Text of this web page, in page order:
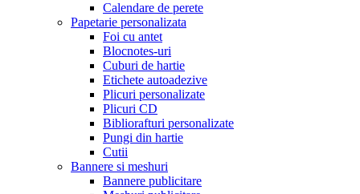
Calendare de perete
Papetarie personalizata
Foi cu antet
Blocnotes-uri
Cuburi de hartie
Etichete autoadezive
Plicuri personalizate
Plicuri CD
Bibliorafturi personalizate
Pungi din hartie
Cutii
Bannere si meshuri
Bannere publicitare